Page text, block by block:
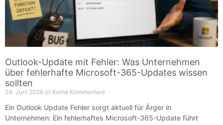
Outlook-Update mit Fehler: Was Unternehmen
über fehlerhafte Microsoft-365-Updates wissen
sollten
24. Juni 2026 Keine Kommentare
Ein Outlook Update Fehler sorgt aktuell für Ärger in
Unternehmen: Ein fehlerhaftes Microsoft-365-Update führt